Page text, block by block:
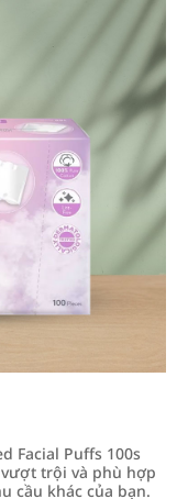
Facial Puffs 100s
trội và phù hợp
cầu khác của bạn.